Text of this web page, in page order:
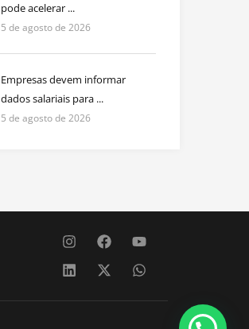
pode acelerar ...
5 de agosto de 2026
Empresas devem informar
dados salariais para ...
5 de agosto de 2026